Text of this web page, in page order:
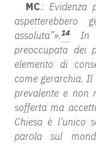
MC.:Evidenza
aspetterebbero
assoluta”».14
In
preoccupata dei
elemento di
come gerarchia. Il
prevalente e non
sofferta ma
Chiesa è l’unico
parola sul